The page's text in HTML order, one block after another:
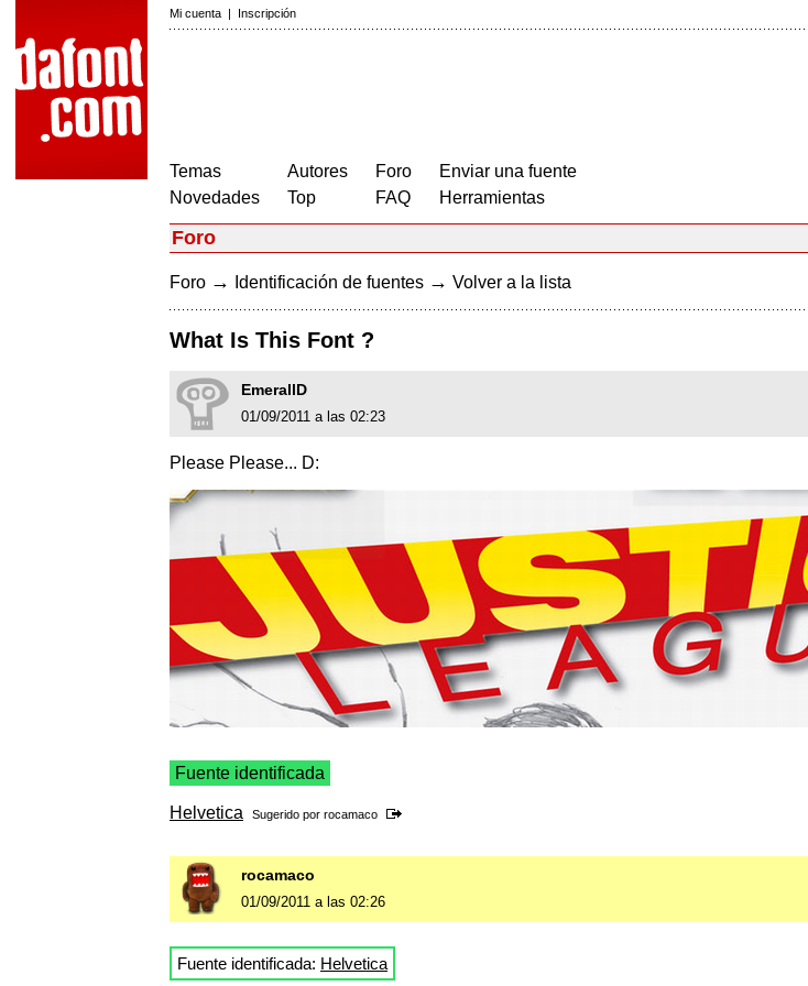
Mi cuenta | Inscripción
Temas
Novedades
Autores
Top
Foro
FAQ
Enviar una fuente
Herramientas
Foro
Foro → Identificación de fuentes → Volver a la lista
What Is This Font ?
EmerallD
01/09/2011 a las 02:23
Please Please... D:
Fuente identificada
Helvetica Sugerido por rocamaco
rocamaco
01/09/2011 a las 02:26
Fuente identificada: Helvetica